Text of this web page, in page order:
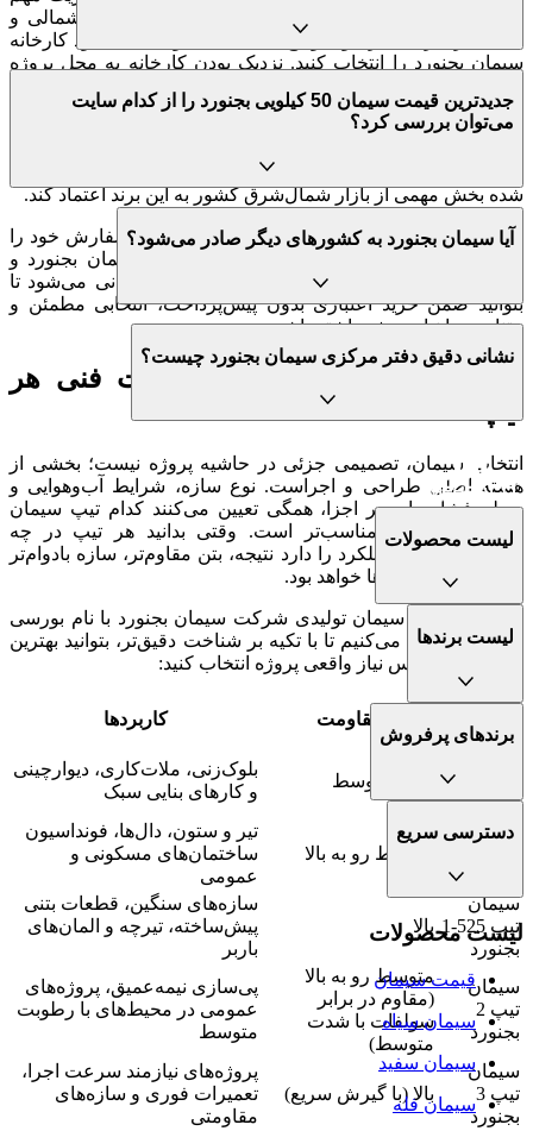
محسوب می‌شود. اگر پروژه شما در شهرهای خراسان شمالی و
بخشی از خراسان رضوی واقع شده است، توصیه می‌شود کارخانه
سیمان بجنورد را انتخاب کنید. نزدیک بودن کارخانه به محل پروژه
بتن‌ریزی می‌شود.
محصولات خود را در سطحی پایدار حفظ کرده است؛ ثباتی که باعث
شده بخش مهمی از بازار شمال‌شرق کشور به این برند اعتماد کند.
برای خرید سیمان بجنورد می‌توانید در همین صفحه سفارش خود را
ثبت نمایید. در فروشگاه اینترنتی مهراکو قیمت سیمان بجنورد و
انواع مصالح ساختمانی به‌صورت لحظه‌ای به‌روزرسانی می‌شود تا
بتوانید ضمن خرید اعتباری بدون پیش‌پرداخت، انتخابی مطمئن و
متناسب با نیاز پروژه داشته باشید.
انواع سیمان بجنورد و مشخصات فنی هر
تیپ
انتخاب سیمان، تصمیمی جزئی در حاشیه پروژه نیست؛ بخشی از
هسته اصلی طراحی و اجراست. نوع سازه، شرایط آب‌وهوایی و
سطح فشار وارد بر اجزا، همگی تعیین می‌کنند کدام تیپ سیمان
برای پروژه شما مناسب‌تر است. وقتی بدانید هر تیپ در چه
شرایطی بهترین عملکرد را دارد نتیجه، بتن مقاوم‌تر، سازه بادوام‌تر
و کنترل بهتر هزینه‌ها خواهد بود.
در ادامه، انواع سیمان تولیدی شرکت سیمان بجنورد با نام بورسی
سبجنو را مرور می‌کنیم تا با تکیه بر شناخت دقیق‌تر، بتوانید بهترین
گزینه را بر اساس نیاز واقعی پروژه انتخاب کنید:
نام
محصول
مقاومت
کاربردها
تیپ 325-1
بجنورد
کم تا متوسط
بلوک‌زنی، ملات‌کاری، دیوارچینی
و کارهای بنایی سبک
سیمان
متوسط رو به بالا
تیر و ستون، دال‌ها، فونداسیون
ساختمان‌های مسکونی و
عمومی
سیمان
تیپ 525-1
بجنورد
بالا
سازه‌های سنگین، قطعات بتنی
پیش‌ساخته، تیرچه و المان‌های
باربر
سیمان
تیپ 2
بجنورد
متوسط رو به بالا
(مقاوم در برابر
سولفات با شدت
متوسط)
پی‌سازی نیمه‌عمیق، پروژه‌های
عمومی در محیط‌های با رطوبت
متوسط
سیمان
تیپ 3
بجنورد
بالا (با گیرش سریع)
پروژه‌های نیازمند سرعت اجرا،
تعمیرات فوری و سازه‌های
مقاومتی
جدیدترین قیمت سیمان 50 کیلویی بجنورد را از کدام سایت
می‌توان بررسی کرد؟
آیا سیمان بجنورد به کشورهای دیگر صادر می‌شود؟
نشانی دقیق دفتر مرکزی سیمان بجنورد چیست؟
لیست محصولات
لیست برندها
برندهای پرفروش
دسترسی سریع
لیست محصولات
قیمت سیمان
سيمان سياه
سیمان سفید
سیمان فله